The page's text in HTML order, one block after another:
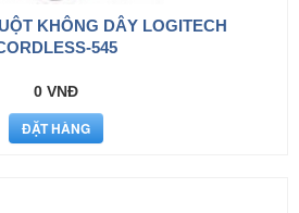
KHÔNG DÂY LOGITECH
545
0 VNĐ